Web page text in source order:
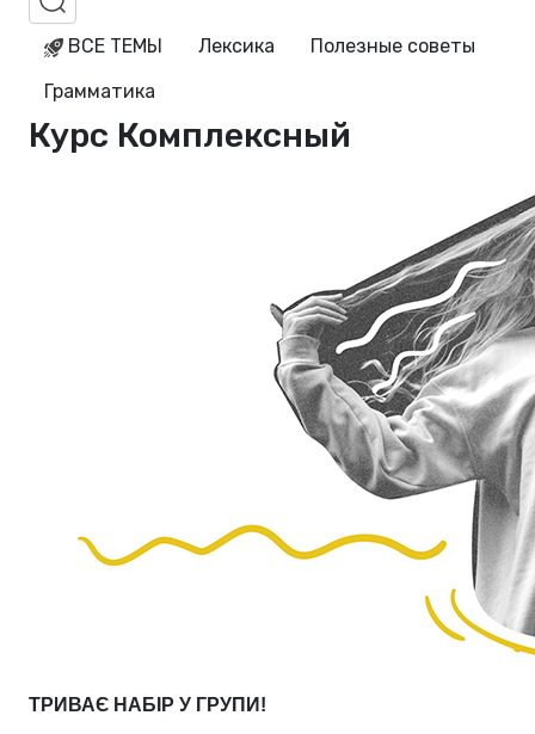
ВСЕ ТЕМЫ Лексика
Полезные советы
Грамматика
Курс Комплексный
ТРИВАЄ НАБІР У ГРУПИ!